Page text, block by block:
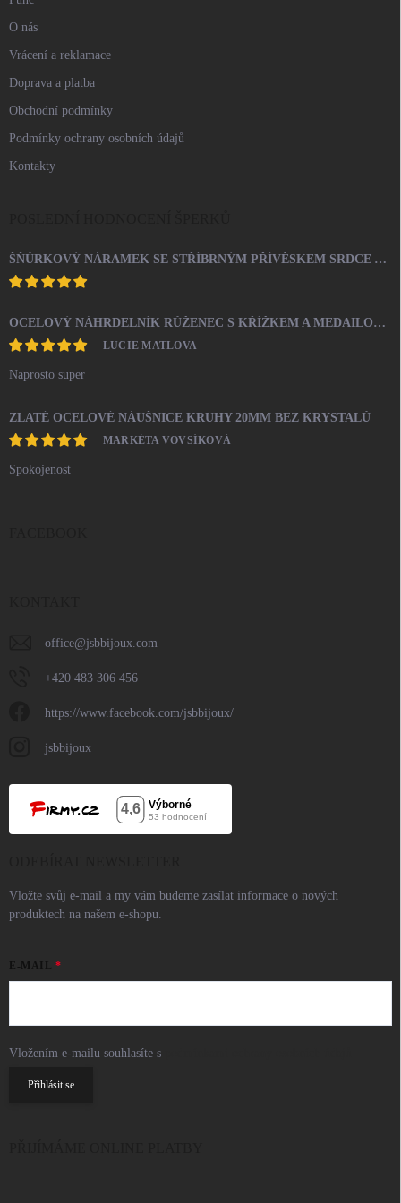
O nás
Vrácení a reklamace
Doprava a platba
Obchodní podmínky
Podmínky ochrany osobních údajů
Kontakty
ŠŇŮRKOVÝ NÁRAMEK SE STŘÍBRNÝM PŘÍVĚSKEM SRDCE A KRYSTALY SWAROVSKI CRYSTAL (STŘÍBRO 925/1000)
OCELOVÝ NÁHRDELNÍK RŮŽENEC S KŘÍŽKEM A MEDAILONEM
LUCIE MATLOVA
Naprosto super
ZLATÉ OCELOVÉ NÁUŠNICE KRUHY 20MM BEZ KRYSTALŮ
MARKÉTA VOVSÍKOVÁ
Spokojenost
office@jsbbijoux.com
+420 483 306 456
https://www.facebook.com/jsbbijoux/
jsbbijoux
Vložte svůj e-mail a my vám budeme zasílat informace o nových
produktech na našem e-shopu.
E-MAIL
Vložením e-mailu souhlasíte s
Přihlásit se